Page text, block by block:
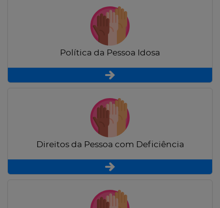
Política da Pessoa Idosa
Direitos da Pessoa com Deficiência